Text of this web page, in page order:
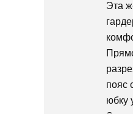
Эта
пояс
юбку